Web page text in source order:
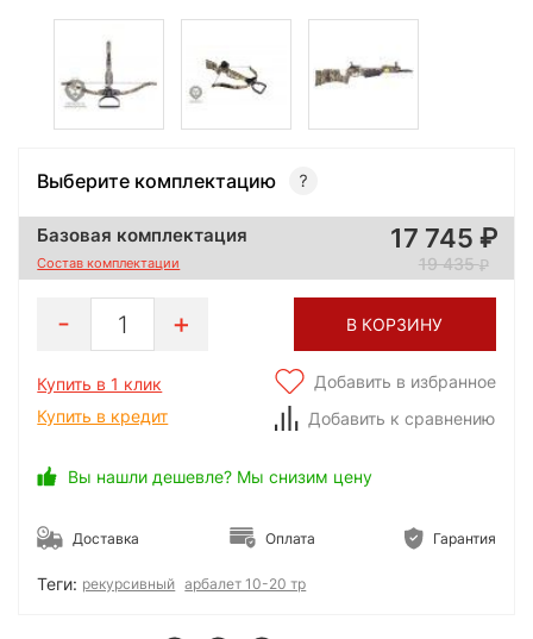
Выберите комплектацию
Базовая комплектация
Состав комплектации
17 745
19 435
1 В КОРЗИНУ
Купить в 1 клик
Купить в кредит
Добавить в избранное
Добавить к сравнению
Вы нашли дешевле? Мы снизим цену
Доставка Оплата Гарантия
Теги: рекурсивный арбалет 10-20 тр